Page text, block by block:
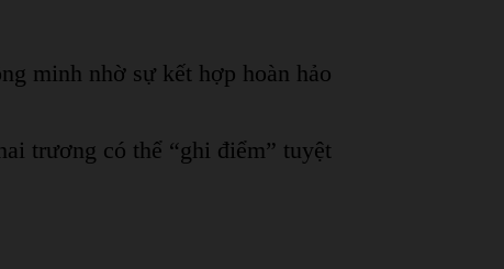
minh nhờ sự kết hợp hoàn hảo
trương có thể “ghi điểm” tuyệt